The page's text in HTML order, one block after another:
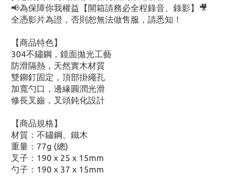
📢為保障你我權益【開箱請務必全程錄音、錄影】🎥
全憑影片為證，否則恕無法做售服，請悉知！
【商品特色】
304不鏽鋼，鏡面拋光工藝
防滑隔熱，天然實木材質
雙鉚釘固定，頂部掛繩孔
加寬勺口，邊緣圓潤光滑
修長叉齒，叉頭鈍化設計
【商品規格】
材質：不鏽鋼、鐵木
重量：77g (總)
叉子：190 x 25 x 15mm
勺子：190 x 37 x 15mm